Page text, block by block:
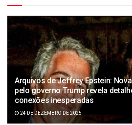
Arquivos de Jeffrey Epstein:
pelo governo Trump revela
conexões inesperadas
24 DE DEZEMBRO DE 2025